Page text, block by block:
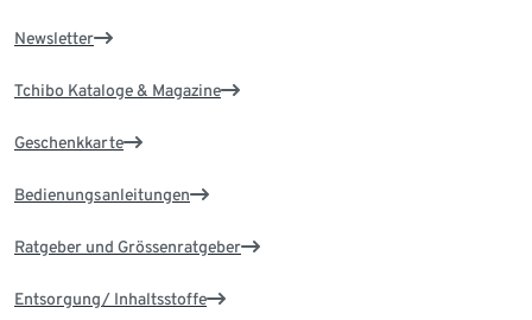
Newsletter
Tchibo Kataloge & Magazine
Geschenkkarte
Bedienungsanleitungen
Ratgeber und Grössenratgeber
Entsorgung/ Inhaltsstoffe